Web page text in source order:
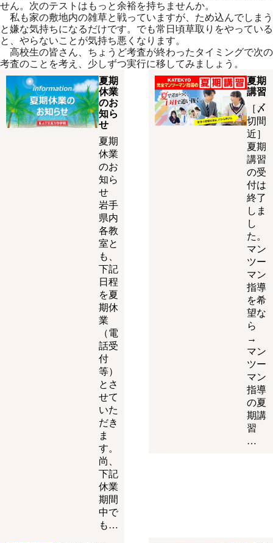
せん。次のテストはもっと余裕を持ちませんか。
私も家の敷地内の雑草と戦っていますが、ため込んでしまう
と嫌な気持ちになるだけです。でも常日頃草取りをやっている
と、やらないことが気持ち悪くなります。
高校生の皆さん、ちょうど考査が終わったタイミングで次の
考査のことを考え、少しずつ実行に移してみましょう。
夏期
休業
のお
知ら
せ
夏期
休業
のお
知ら
せ
岩手
県内
各教
室と
も、
下記
日程
を夏
期休
業
（電
話受
付
等）
とさ
せて
いた
だき
ま
す。
尚、
下記
休業
期間
中で
も…
夏期
講習
［〆
切間
近］
夏期
講習
の受
付は
終了
しま
し
た。
マン
ツー
マン
指導
を希
望な
ら
→
マン
ツー
マン
指導
の夏
期講
習
…